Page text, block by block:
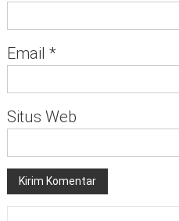
Email *
Situs Web